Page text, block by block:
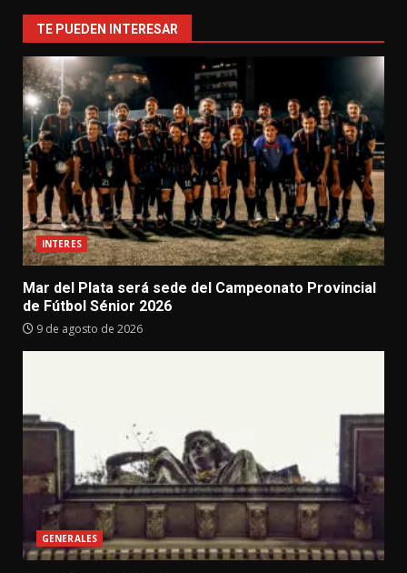
TE PUEDEN INTERESAR
INTERES
Mar del Plata será sede del Campeonato Provincial
de Fútbol Sénior 2026
9 de agosto de 2026
GENERALES